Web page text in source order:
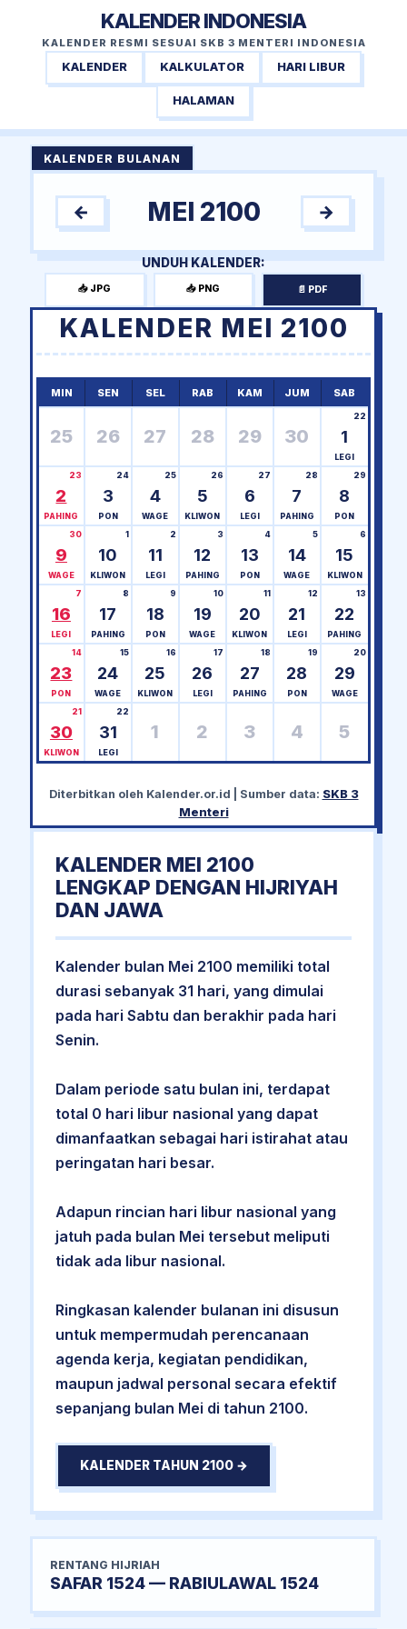
KALENDER INDONESIA
KALENDER RESMI SESUAI SKB 3 MENTERI INDONESIA
KALENDER KALKULATOR HARI LIBUR
HALAMAN
KALENDER BULANAN
← MEI 2100 →
UNDUH KALENDER:
📥 JPG 📥 PNG 📄 PDF
KALENDER MEI 2100
MIN SEN SEL RAB KAM JUM SAB
25 26 27 28 29 30 1
22
LEGI
2
23
PAHING
3
24
PON
4
25
WAGE
5
26
KLIWON
6
27
LEGI
7
28
PAHING
8
29
PON
9
30
WAGE
10
1
KLIWON
11
2
LEGI
12
3
PAHING
13
4
PON
14
5
WAGE
15
6
KLIWON
16
7
LEGI
17
8
PAHING
18
9
PON
19
10
WAGE
20
11
KLIWON
21
12
LEGI
22
13
PAHING
23
14
PON
24
15
WAGE
25
16
KLIWON
26
17
LEGI
27
18
PAHING
28
19
PON
29
20
WAGE
30
21
KLIWON
31
22
LEGI
1 2 3 4 5
Diterbitkan oleh Kalender.or.id | Sumber data: SKB 3
Menteri
KALENDER MEI 2100
LENGKAP DENGAN HIJRIYAH
DAN JAWA
Kalender bulan Mei 2100 memiliki total
durasi sebanyak 31 hari, yang dimulai
pada hari Sabtu dan berakhir pada hari
Senin.
Dalam periode satu bulan ini, terdapat
total 0 hari libur nasional yang dapat
dimanfaatkan sebagai hari istirahat atau
peringatan hari besar.
Adapun rincian hari libur nasional yang
jatuh pada bulan Mei tersebut meliputi
tidak ada libur nasional.
Ringkasan kalender bulanan ini disusun
untuk mempermudah perencanaan
agenda kerja, kegiatan pendidikan,
maupun jadwal personal secara efektif
sepanjang bulan Mei di tahun 2100.
KALENDER TAHUN 2100 →
RENTANG HIJRIAH
SAFAR 1524 — RABIULAWAL 1524